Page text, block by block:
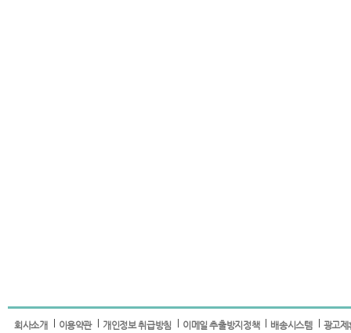
회사소개 이용약관 개인정보 취급방침 이메일 추출방지정책 배송시스템 광고